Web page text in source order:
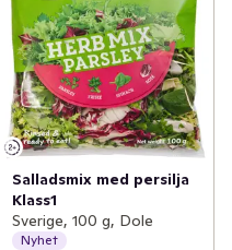
Salladsmix med persilja
Klass1
Sverige, 100 g, Dole
Nyhet